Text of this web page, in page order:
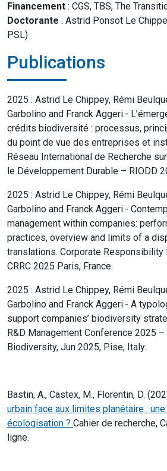
Financement : CGS, TBS, The
Doctorante : Astrid Ponsot Le
PSL)
Publications
2025 : Astrid Le Chippey, Rémi
Garbolino and Franck Aggeri.-
crédits biodiversité : processus,
du point de vue des entreprises et
Réseau International de Recherche
le Développement Durable – RIODD
2025 : Astrid Le Chippey, Rémi
Garbolino and Franck Aggeri.-
management within companies:
practices, overview and limits of a
translations. Corporate Responsibility
CRRC 2025 Paris, France.
2025 : Astrid Le Chippey, Rémi
Garbolino and Franck Aggeri.- A
support companies’ biodiversity
R&D Management Conference 2025 –
Biodiversity, Jun 2025, Pise, Italy.
Bastin, A., Castex, M., Florentin, D.
urbain face aux limites planétaire :
écologisation ? Cahier de recherche,
ligne.